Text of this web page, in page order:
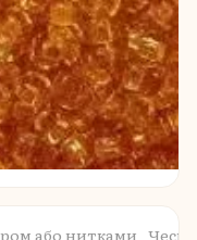
або нитками